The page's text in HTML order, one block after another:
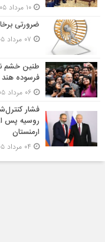
ضرورتی
طنین خشم
فرسوده هند
فشار
روسیه پس
ارمنستان